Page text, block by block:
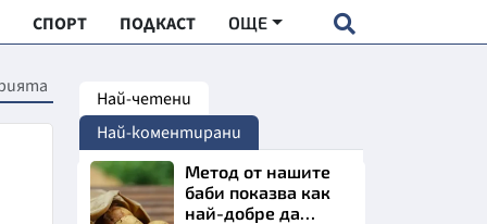
СПОРТ ПОДКАСТ ОЩЕ
"ЧУДЕСАТА НА БЪЛГАРИЯ"
Най-четени
Най-коментирани
Метод от нашите
баби показва как
най-добре да